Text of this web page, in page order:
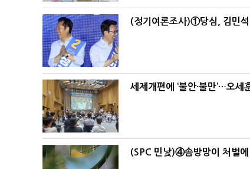
(정기여론조사)①당심, 김민
세제개편에 ‘불안·불만’…오
(SPC 민낯)④솜방망이 처벌에